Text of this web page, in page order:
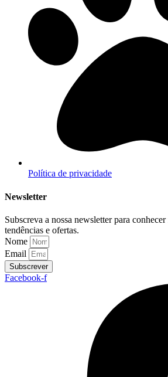
Política de privacidade
Newsletter
Subscreva a nossa newsletter para
tendências e ofertas.
Nome
Email
Subscrever
Facebook-f